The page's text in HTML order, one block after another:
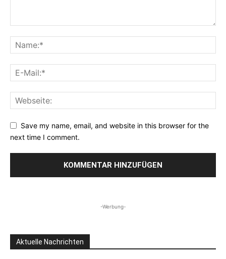
Save my name, email, and website in this browser for the
next time I comment.
-Werbung-
Aktuelle Nachrichten